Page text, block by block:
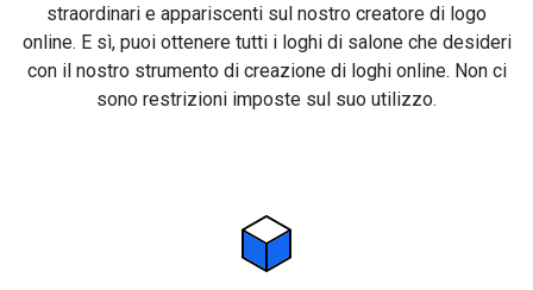
straordinari e appariscenti sul nostro creatore di logo
online. E sì, puoi ottenere tutti i loghi di salone che desideri
con il nostro strumento di creazione di loghi online. Non ci
sono restrizioni imposte sul suo utilizzo.